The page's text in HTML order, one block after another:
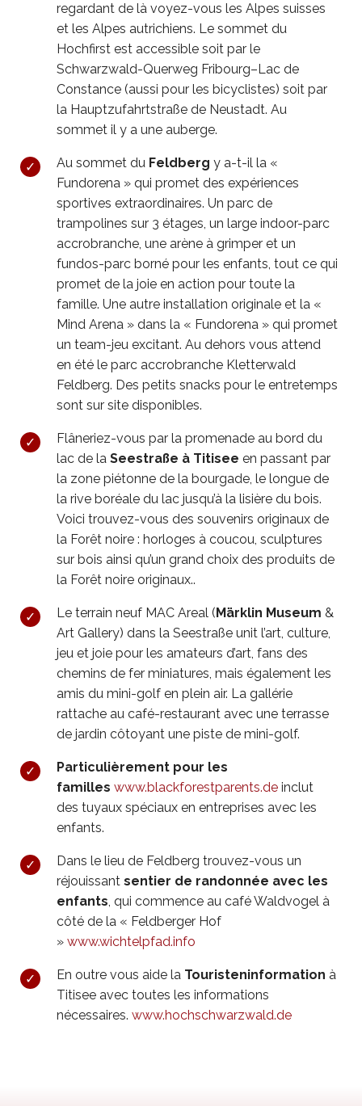
regardant de là voyez-vous les Alpes suisses
et les Alpes autrichiens. Le sommet du
Hochfirst est accessible soit par le
Schwarzwald-Querweg Fribourg–Lac de
Constance (aussi pour les bicyclistes) soit par
la Hauptzufahrtstraße de Neustadt. Au
sommet il y a une auberge.
Au sommet du Feldberg y a-t-il la «
Fundorena » qui promet des expériences
sportives extraordinaires. Un parc de
trampolines sur 3 étages, un large indoor-parc
accrobranche, une arène à grimper et un
fundos-parc borné pour les enfants, tout ce qui
promet de la joie en action pour toute la
famille. Une autre installation originale et la «
Mind Arena » dans la « Fundorena » qui promet
un team-jeu excitant. Au dehors vous attend
en été le parc accrobranche Kletterwald
Feldberg. Des petits snacks pour le entretemps
sont sur site disponibles.
Flâneriez-vous par la promenade au bord du
lac de la Seestraße à Titisee en passant par
la zone piétonne de la bourgade, le longue de
la rive boréale du lac jusqu’à la lisière du bois.
Voici trouvez-vous des souvenirs originaux de
la Forêt noire : horloges à coucou, sculptures
sur bois ainsi qu’un grand choix des produits de
la Forêt noire originaux..
Le terrain neuf MAC Areal ( Märklin Museum &
Art Gallery) dans la Seestraße unit l’art, culture,
jeu et joie pour les amateurs d’art, fans des
chemins de fer miniatures, mais également les
amis du mini-golf en plein air. La gallérie
rattache au café-restaurant avec une terrasse
de jardin côtoyant une piste de mini-golf.
Particulièrement pour les
familles www.blackforestparents.de inclut
des tuyaux spéciaux en entreprises avec les
enfants.
Dans le lieu de Feldberg trouvez-vous un
réjouissant sentier de randonnée avec les
enfants, qui commence au café Waldvogel à
côté de la « Feldberger Hof
» www.wichtelpfad.info
En outre vous aide la Touristeninformation à
Titisee avec toutes les informations
nécessaires. www.hochschwarzwald.de